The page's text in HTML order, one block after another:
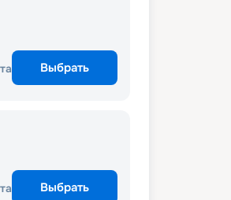
Выбрать
Выбрать